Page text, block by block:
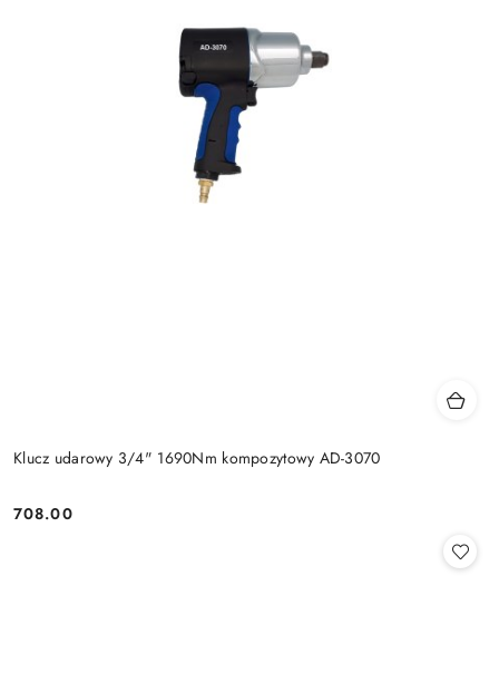
Klucz udarowy 3/4" 1690Nm kompozytowy AD-3070
Cena:
708.00